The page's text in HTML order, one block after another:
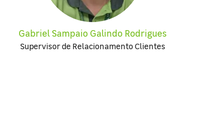
Gabriel Sampaio Galindo Rodrigues
Supervisor de Relacionamento Clientes